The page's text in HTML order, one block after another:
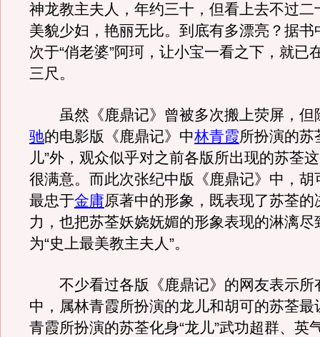
神龙教主夫人，年约三十，但看上去不过二
美貌少妇，艳丽无比。到底有多漂亮？据书
次于“俏老婆”阿珂，让小宝一看之下，就已
三尺。
虽然《鹿鼎记》曾被多次搬上荧屏，但
驰的电影版《鹿鼎记》中林青霞所扮演的苏
儿”外，观众似乎对之前各版所出现的苏荃
很满意。而此次张纪中版《鹿鼎记》中，胡
最忠于金庸原著中的形象，既表现了苏荃的
力，也把苏荃妖娆妩媚的形象表现的淋漓尽
为“史上最美教主夫人”。
不少看过各版《鹿鼎记》的网友表示所
中，属林青霞所扮演的龙儿和胡可的苏荃最
青霞所扮演的苏荃化身“龙儿”武功超群、英